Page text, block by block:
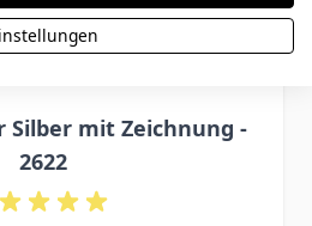
Silber mit Zeichnung -
2622